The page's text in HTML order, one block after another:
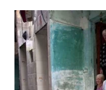
WN
LIKUPANG
LABUANBAJO